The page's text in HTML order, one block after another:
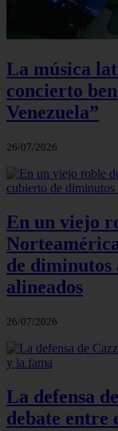
La música
concierto
Venezuela”
26/07/2026
En un viejo
de diminutos
alineados
26/07/2026
La defensa
debate entre